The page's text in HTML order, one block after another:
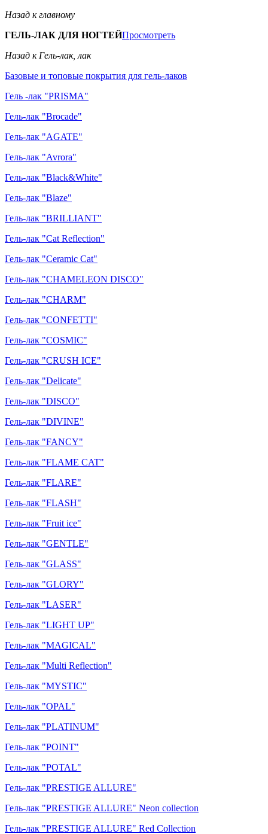
Назад к главному
ГЕЛЬ-ЛАК ДЛЯ НОГТЕЙПросмотреть
Назад к Гель-лак, лак
Базовые и топовые покрытия для гель-лаков
Гель -лак "PRISMA"
Гель-лак "Brocade"
Гель-лак "AGATE"
Гель-лак "Avrora"
Гель-лак "Black&White"
Гель-лак "Blaze"
Гель-лак "BRILLIANT"
Гель-лак "Cat Reflection"
Гель-лак "Ceramic Cat"
Гель-лак "CHAMELEON DISCO"
Гель-лак "CHARM"
Гель-лак "CONFETTI"
Гель-лак "COSMIC"
Гель-лак "CRUSH ICE"
Гель-лак "Delicate"
Гель-лак "DISCO"
Гель-лак "DIVINE"
Гель-лак "FANCY"
Гель-лак "FLAME CAT"
Гель-лак "FLARE"
Гель-лак "FLASH"
Гель-лак "Fruit ice"
Гель-лак "GENTLE"
Гель-лак "GLASS"
Гель-лак "GLORY"
Гель-лак "LASER"
Гель-лак "LIGHT UP"
Гель-лак "MAGICAL"
Гель-лак "Multi Reflection"
Гель-лак "MYSTIC"
Гель-лак "OPAL"
Гель-лак "PLATINUM"
Гель-лак "POINT"
Гель-лак "POTAL"
Гель-лак "PRESTIGE ALLURE"
Гель-лак "PRESTIGE ALLURE" Neon collection
Гель-лак "PRESTIGE ALLURE" Red Collection